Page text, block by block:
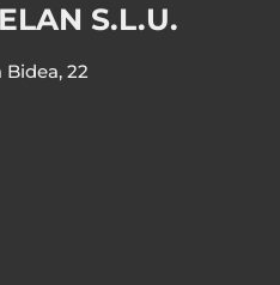
S.L.U.
Bidea, 22